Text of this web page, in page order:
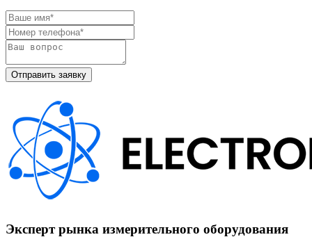
Эксперт рынка измерительного оборудования